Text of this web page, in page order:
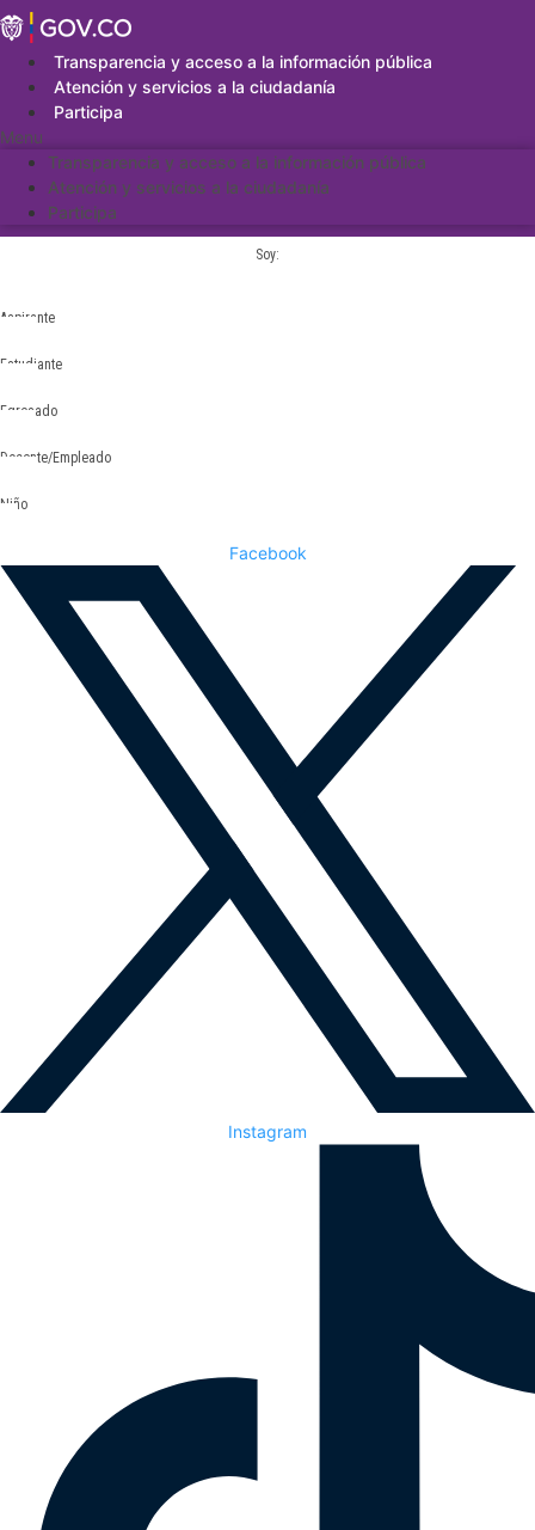
Saltar
al
contenidoTransparencia y acceso a la información pública
Atención y servicios a la ciudadanía
Participa
Menu
Transparencia y acceso a la información pública
Atención y servicios a la ciudadanía
Participa
Soy:
Aspirante
Estudiante
Egresado
Docente/Empleado
Niño
Facebook
Instagram